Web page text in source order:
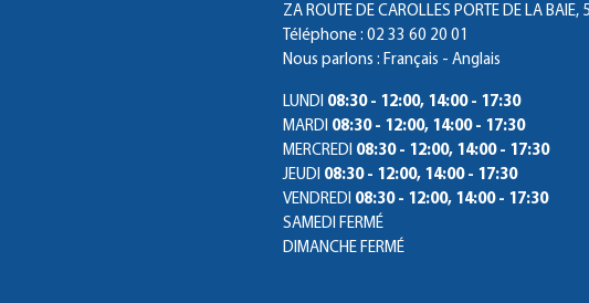
ZA ROUTE DE CAROLLES PORTE DE LA
Téléphone : 02 33 60 20 01
Nous parlons : Français - Anglais
LUNDI 08:30 - 12:00, 14:00 - 17:30
MARDI 08:30 - 12:00, 14:00 - 17:30
MERCREDI 08:30 - 12:00, 14:00 - 17:30
JEUDI 08:30 - 12:00, 14:00 - 17:30
VENDREDI 08:30 - 12:00, 14:00 - 17:30
SAMEDI FERMÉ
DIMANCHE FERMÉ